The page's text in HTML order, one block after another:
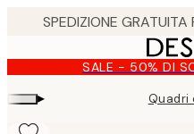
content.
SALE - 50% DI
▸ Quadri